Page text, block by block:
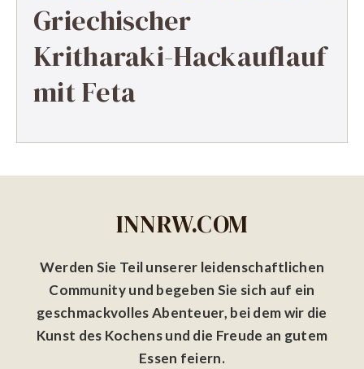
Griechischer
Kritharaki-Hackauflauf
mit Feta
INNRW.COM
Werden Sie Teil unserer leidenschaftlichen
Community und begeben Sie sich auf ein
geschmackvolles Abenteuer, bei dem wir die
Kunst des Kochens und die Freude an gutem
Essen feiern.